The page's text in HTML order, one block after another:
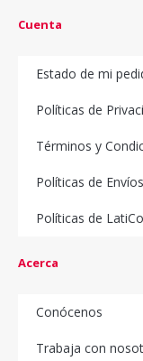
Cuenta
Estado de mi
Políticas de
Términos y
Políticas de Envíos
Políticas de
Acerca
Conócenos
Trabaja con